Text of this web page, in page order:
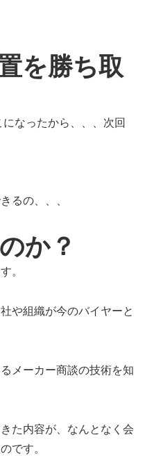
を勝ち取
なったから、、、次回
るの、、、
か？
。
や組織が今のバイヤーと
メーカー商談の技術を知
た内容が、なんとなく会
です。